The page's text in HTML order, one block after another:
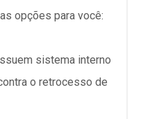
opções para você:
sistema interno
o retrocesso de